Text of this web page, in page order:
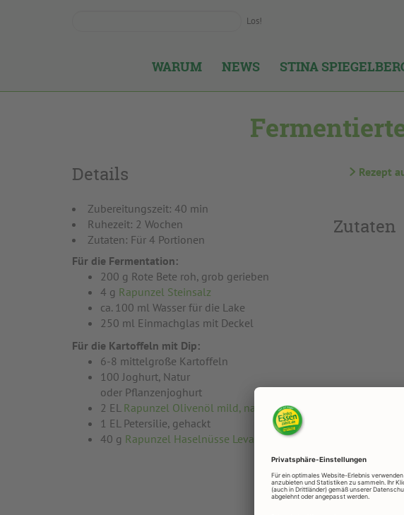
Los!
WARUM NEWS STINA
Rezept
Details
Zubereitungszeit: 40 min
Ruhezeit: 2 Wochen
Zutaten: Für 4 Portionen
Zutaten
Für die Fermentation:
200 g Rote Bete roh, grob gerieben
4 g Rapunzel Steinsalz
ca. 100 ml Wasser für die Lake
250 ml Einmachglas mit Deckel
Für die Kartoffeln mit Dip:
6-8 mittelgroße Kartoffeln
100 Joghurt, Natur
oder Pflanzenjoghurt
2 EL Rapunzel Olivenöl mild, nativ extra
1 EL Petersilie, gehackt
40 g Rapunzel Haselnüsse Levantiner